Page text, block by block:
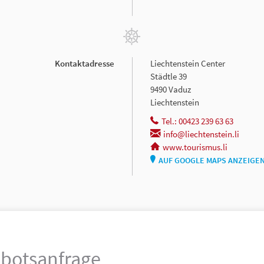
Kontaktadresse
Liechtenstein Center
Städtle 39
9490 Vaduz
Liechtenstein
Tel.: 00423 239 63 63
info@liechtenstein.li
www.tourismus.li
AUF GOOGLE MAPS